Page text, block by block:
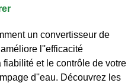
un convertisseur de
l''efficacité
fiabilité et le contrôle de votre
d''eau. Découvrez les